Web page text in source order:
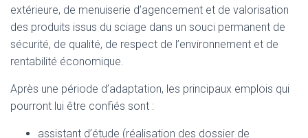
extérieure, de menuiserie d’agencement et de valorisation
des produits issus du sciage dans un souci permanent de
sécurité, de qualité, de respect de l’environnement et de
rentabilité économique.
Après une période d’adaptation, les principaux emplois qui
pourront lui être confiés sont :
assistant d’étude (réalisation des dossier de